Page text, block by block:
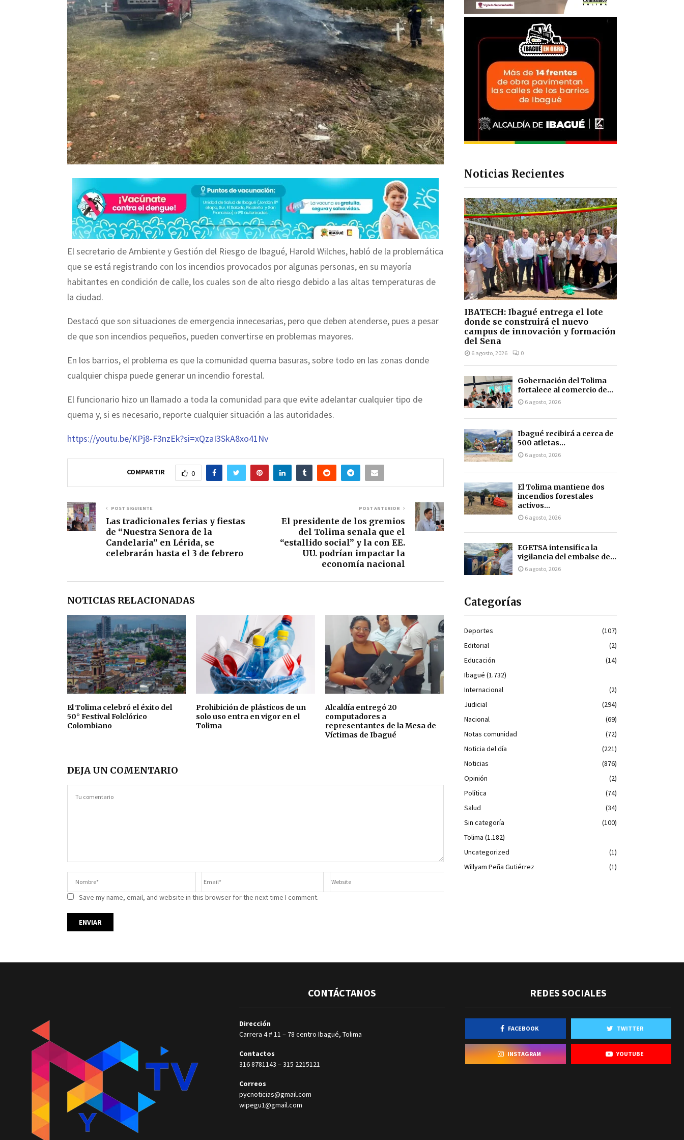
El secretario de Ambiente y Gestión del Riesgo de Ibagué, Harold Wilches, habló de la problemática
que se está registrando con los incendios provocados por algunas personas, en su mayoría
habitantes en condición de calle, los cuales son de alto riesgo debido a las altas temperaturas de
la ciudad.
Destacó que son situaciones de emergencia innecesarias, pero que deben atenderse, pues a pesar
de que son incendios pequeños, pueden convertirse en problemas mayores.
En los barrios, el problema es que la comunidad quema basuras, sobre todo en las zonas donde
cualquier chispa puede generar un incendio forestal.
El funcionario hizo un llamado a toda la comunidad para que evite adelantar cualquier tipo de
quema y, si es necesario, reporte cualquier situación a las autoridades.
https://youtu.be/KPj8-F3nzEk?si=xQzaI3SkA8xo41Nv
COMPARTIR 0
POST SIGUIENTE
Las tradicionales ferias y fiestas
de “Nuestra Señora de la
Candelaria” en Lérida, se
celebrarán hasta el 3 de febrero
POST ANTERIOR
El presidente de los gremios
del Tolima señala que el
“estallido social” y la con EE.
UU. podrían impactar la
economía nacional
NOTICIAS RELACIONADAS
El Tolima celebró el éxito del
50° Festival Folclórico
Colombiano
Prohibición de plásticos de un
solo uso entra en vigor en el
Tolima
Alcaldía entregó 20
computadores a
representantes de la Mesa de
Víctimas de Ibagué
DEJA UN COMENTARIO
Save my name, email, and website in this browser for the next time I comment.
Noticias Recientes
IBATECH: Ibagué entrega el lote
donde se construirá el nuevo
campus de innovación y formación
del Sena
6 agosto, 2026 0
Gobernación del Tolima
fortalece al comercio de...
6 agosto, 2026
Ibagué recibirá a cerca de
500 atletas...
6 agosto, 2026
El Tolima mantiene dos
incendios forestales
activos...
6 agosto, 2026
EGETSA intensifica la
vigilancia del embalse de...
6 agosto, 2026
Categorías
Deportes
(107)
Editorial
(2)
Educación
(14)
Ibagué (1.732)
Internacional
(2)
Judicial
(294)
Nacional
(69)
Notas comunidad
(72)
Noticia del día
(221)
Noticias
(876)
Opinión
(2)
Política
(74)
Salud
(34)
Sin categoría
(100)
Tolima (1.182)
Uncategorized
(1)
Willyam Peña Gutiérrez
(1)
CONTÁCTANOS
Dirección
Carrera 4 # 11 – 78 centro Ibagué, Tolima
Contactos
316 8781143 –315 2215121
Correos
pycnoticias@gmail.com
wipegu1@gmail.com
REDES SOCIALES
FACEBOOK TWITTER
INSTAGRAM YOUTUBE